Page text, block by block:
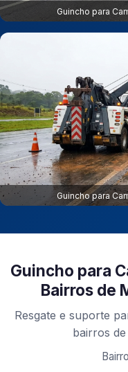
Guincho para
Guincho para
Guincho para
Bairros de
Resgate e suporte
bairros de